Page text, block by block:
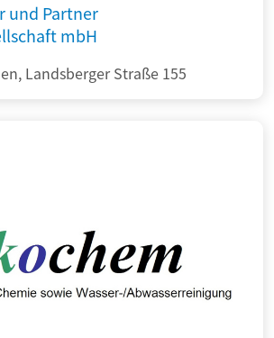
und Partner
mbH
Landsberger Straße 155